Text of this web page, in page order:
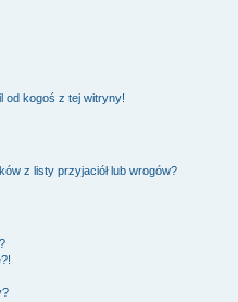
od kogoś z tej witryny!
z listy przyjaciół lub wrogów?